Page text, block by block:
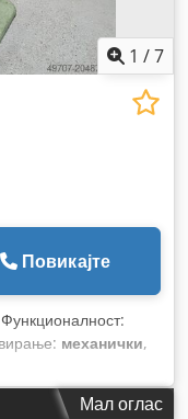
1 /7
Повикајте
механички,
на калемот:100 кг,
Мал оглас